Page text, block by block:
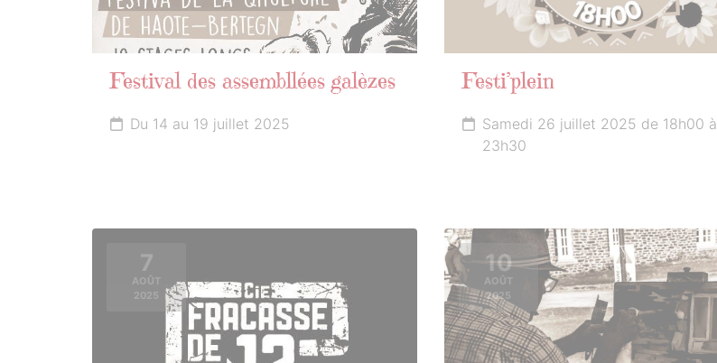
Festival des assembllées galèzes
Du 14 au 19 juillet 2025
Festi’plein
Samedi 26 juillet 2025 de 18h00 à
23h30
7
AOÛT
2025
10
AOÛT
2025